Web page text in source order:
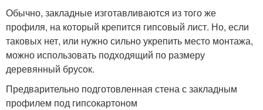
Обычно, закладные изготавливаются из того же
профиля, на который крепится гипсовый лист. Но, если
таковых нет, или нужно сильно укрепить место монтажа,
можно использовать подходящий по размеру
деревянный брусок.
Предварительно подготовленная стена с закладным
профилем под гипсокартоном